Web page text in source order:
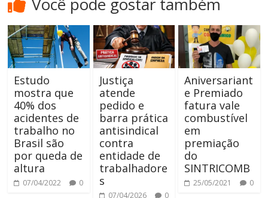
Estudo
mostra que
40% dos
acidentes de
trabalho no
Brasil são
por queda de
altura
07/04/2022 0
Justiça
atende
pedido e
barra prática
antisindical
contra
entidade de
trabalhadore
s
07/04/2026 0
Aniversariant
e Premiado
fatura vale
combustível
em
premiação
do
SINTRICOMB
25/05/2021 0